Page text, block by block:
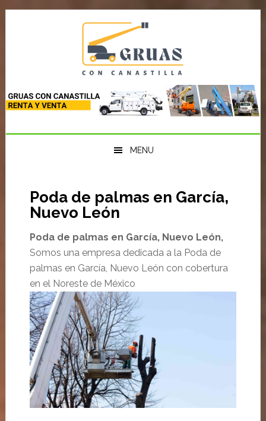
Saltar
Saltar
Saltar
MENU
Poda de palmas en García,
Nuevo León
Poda de palmas en García, Nuevo León,
Somos una empresa dedicada a la Poda de
palmas en García, Nuevo León con cobertura
en el Noreste de México